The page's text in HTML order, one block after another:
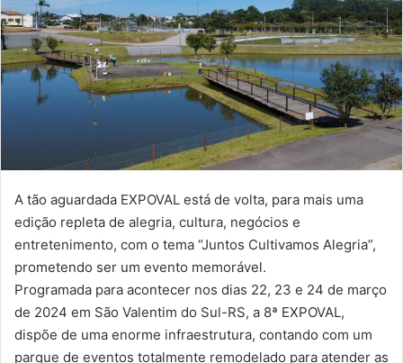
A tão aguardada EXPOVAL está de volta, para mais uma
edição repleta de alegria, cultura, negócios e
entretenimento, com o tema “Juntos Cultivamos Alegria”,
prometendo ser um evento memorável.
Programada para acontecer nos dias 22, 23 e 24 de março
de 2024 em São Valentim do Sul-RS, a 8ª EXPOVAL,
dispõe de uma enorme infraestrutura, contando com um
parque de eventos totalmente remodelado para atender as